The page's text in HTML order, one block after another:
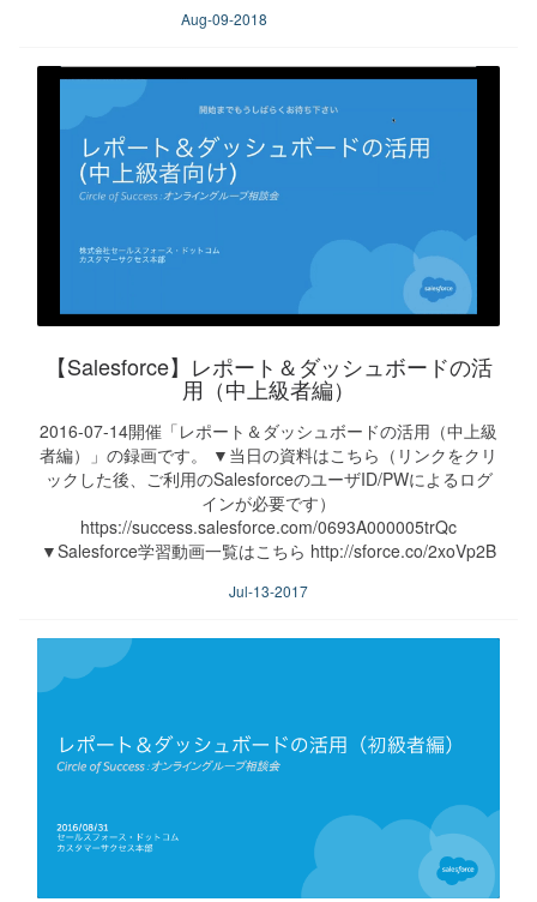
Aug-09-2018
【Salesforce】レポート＆ダッシュボードの活
用（中上級者編）
2016-07-14開催「レポート＆ダッシュボードの活用（中上級
者編）」の録画です。 ▼当日の資料はこちら（リンクをクリ
ックした後、ご利用のSalesforceのユーザID/PWによるログ
インが必要です）
https://success.salesforce.com/0693A000005trQc
▼Salesforce学習動画一覧はこちら http://sforce.co/2xoVp2B
Jul-13-2017